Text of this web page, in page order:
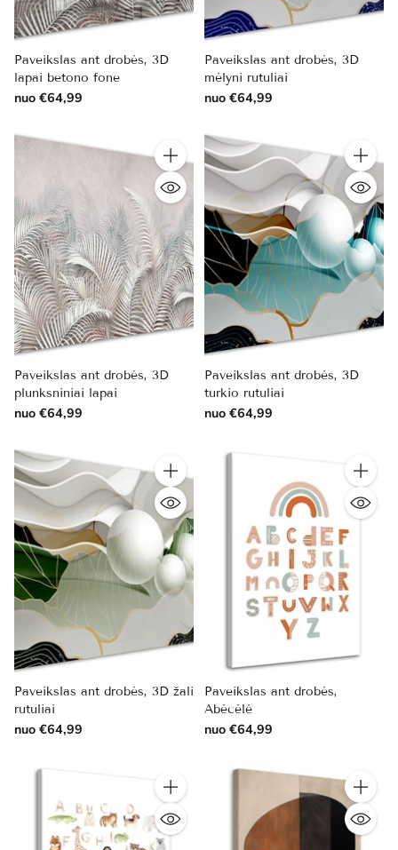
Paveikslas ant drobės, 3D
lapai betono fone
nuo €64,99
Paveikslas ant drobės, 3D
mėlyni rutuliai
nuo €64,99
Kiekis
Paveikslas ant drobės, 3D
plunksniniai lapai
nuo €64,99
Kiekis
Paveikslas ant drobės, 3D
turkio rutuliai
nuo €64,99
Kiekis
Paveikslas ant drobės, 3D žali
rutuliai
nuo €64,99
Kiekis
Paveikslas ant drobės,
Abėcėlė
nuo €64,99
Kiekis Kiekis